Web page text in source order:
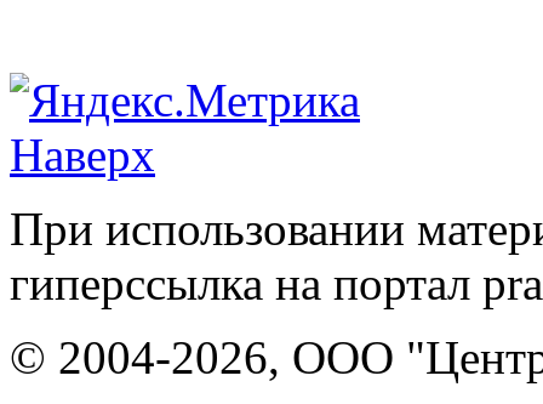
Наверх
При использовании
гиперссылка на портал
© 2004-2026, ООО "Центр